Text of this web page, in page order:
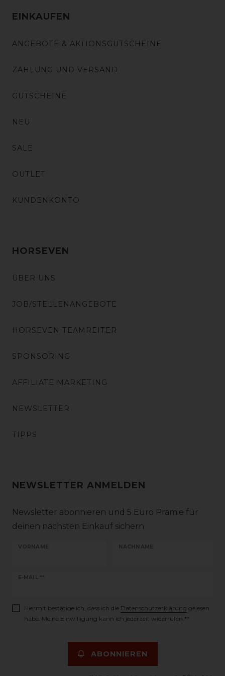
EINKAUFEN
ANGEBOTE & AKTIONSGUTSCHEINE
ZAHLUNG UND VERSAND
GUTSCHEINE
NEU
SALE
OUTLET
KUNDENKONTO
HORSEVEN
ÜBER UNS
JOB/STELLENANGEBOTE
HORSEVEN TEAMREITER
SPONSORING
AFFILIATE MARKETING
NEWSLETTER
TIPPS
NEWSLETTER ANMELDEN
Newsletter abonnieren und 5 Euro Prämie für
deinen nächsten Einkauf sichern
VORNAME NACHNAME
E-MAIL **
Newsletter
Hiermit bestätige ich, dass ich die Daten­schutz­erklärung gelesen
habe. Meine Einwilligung kann ich jederzeit widerrufen.**
ABONNIEREN